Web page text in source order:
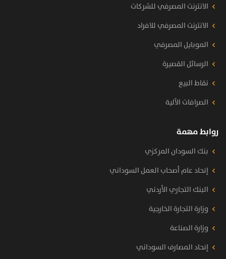
الانترنت المصرفي للشركات
الانترنت المصرفي للافراد
الموبايل المصرفي
الرسائل القصيرة
نقاط البيع
الصرافات الآلية
روابط مهمة
بنك السودان المركزي
إتحاد عام أصحاب العمل السوداني
البنك التجاري الأردني
وزارة التجارة الخارجية
وزارة الصناعة
إتحاد المصارف السوداني